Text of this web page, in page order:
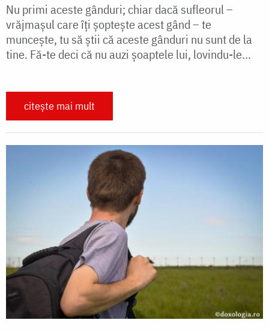
Nu primi aceste gânduri; chiar dacă sufleorul –
vrăjmașul care îți șoptește acest gând – te
muncește, tu să știi că aceste gânduri nu sunt de la
tine. Fă-te deci că nu auzi șoaptele lui, lovindu-le...
citește mai mult